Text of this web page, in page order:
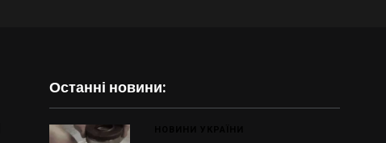
Останні новини: